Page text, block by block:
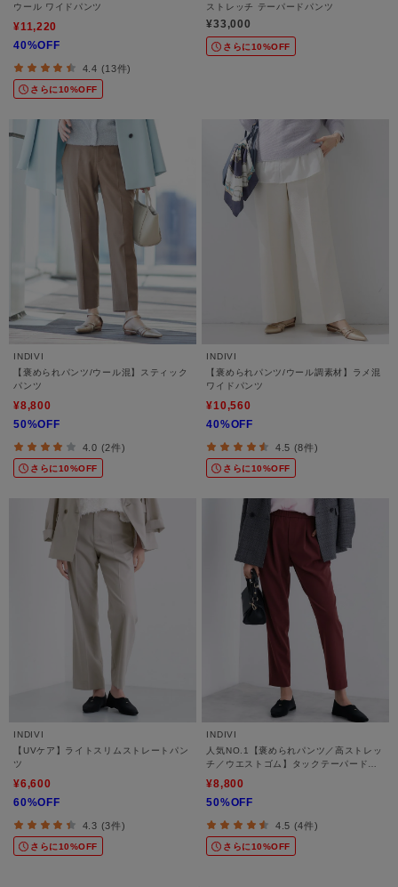
ウール ワイドパンツ
¥11,220
40%OFF
4.4 (13件)
さらに10%OFF
ストレッチ テーパードパンツ
¥33,000
さらに10%OFF
INDIVI
【褒められパンツ/ウール混】スティック
パンツ
¥8,800
50%OFF
4.0 (2件)
さらに10%OFF
INDIVI
【褒められパンツ/ウール調素材】ラメ混
ワイドパンツ
¥10,560
40%OFF
4.5 (8件)
さらに10%OFF
INDIVI
【UVケア】ライトスリムストレートパン
ツ
¥6,600
60%OFF
4.3 (3件)
さらに10%OFF
INDIVI
人気NO.1【褒められパンツ／高ストレッ
チ／ウエストゴム】タックテーパードパ
¥8,800
50%OFF
4.5 (4件)
さらに10%OFF